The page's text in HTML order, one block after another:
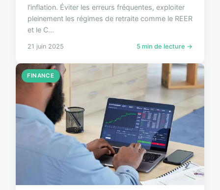
l'inflation. Éviter les erreurs fréquentes, exploiter
pleinement les régimes de retraite comme le REER
et le C...
21 juin 2025 5 min de lecture →
FINANCE